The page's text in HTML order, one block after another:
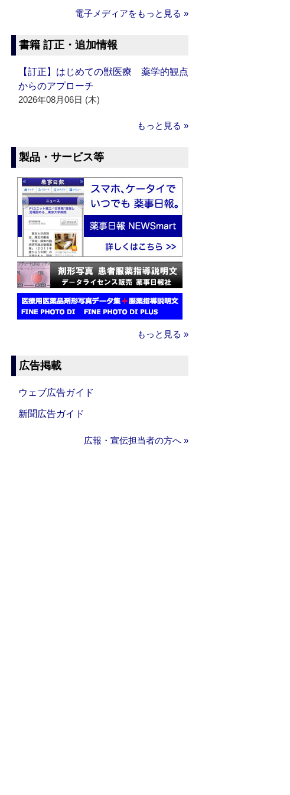
電子メディアをもっと見る »
書籍 訂正・追加情報
【訂正】はじめての獣医療 薬学的観点
からのアプローチ
2026年08月06日 (木)
もっと見る »
製品・サービス等
もっと見る »
広告掲載
ウェブ広告ガイド
新聞広告ガイド
広報・宣伝担当者の方へ »